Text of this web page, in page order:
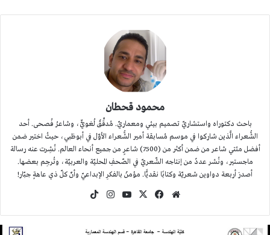
محمود قحطان
باحث دكتوراه واستشاريّ تصميم بيئي ومعماريّ. مُدقِّقٌ لُغويٌّ، وشاعرُ فُصحى. أحد
الشُّعراء الَّذين شاركوا في موسم مُسابقة أمير الشُّعراء الأوّل في أبوظبي، حيثُ اختير ضمن
أفضل مئتي شاعر من ضمن أكثر من (7500) شاعرٍ من جميع أنحاء العالم. نُشِرت عنه رسالة
ماجستير، ونُشر عددٌ من إنتاجه الشّعريّ في الصّحفِ المحليّة والعربيّة، وتُرجِم بعضها.
أصدرَ أربعة دواوين شعريّة وكتابًا نقديًّا. مؤمنٌ بالفكرِ الإبداعيّ وأنّ كلّ ذي عاهةٍ جبّار!
موقع
فيسبوك
‫X
‫YouTubeانستقرام